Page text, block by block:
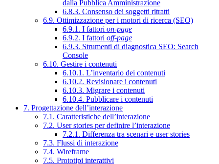
dalla Pubblica Amministrazione
6.8.3. Consenso dei soggetti ritratti
6.9. Ottimizzazione per i motori di ricerca (SEO)
6.9.1. I fattori on-page
6.9.2. I fattori off-page
6.9.3. Strumenti di diagnostica SEO: Search
Console
6.10. Gestire i contenuti
6.10.1. L’inventario dei contenuti
6.10.2. Revisionare i contenuti
6.10.3. Migrare i contenuti
6.10.4. Pubblicare i contenuti
7. Progettazione dell’interazione
7.1. Caratteristiche dell’interazione
7.2. User stories per definire l’interazione
7.2.1. Differenza tra scenari e user stories
7.3. Flussi di interazione
7.4. Wireframe
7.5. Prototipi interattivi